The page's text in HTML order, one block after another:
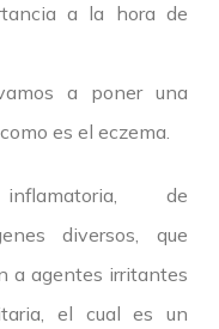
a la hora de
a poner una
es el eczema.
de
diversos, que
a agentes irritantes
el cual es un